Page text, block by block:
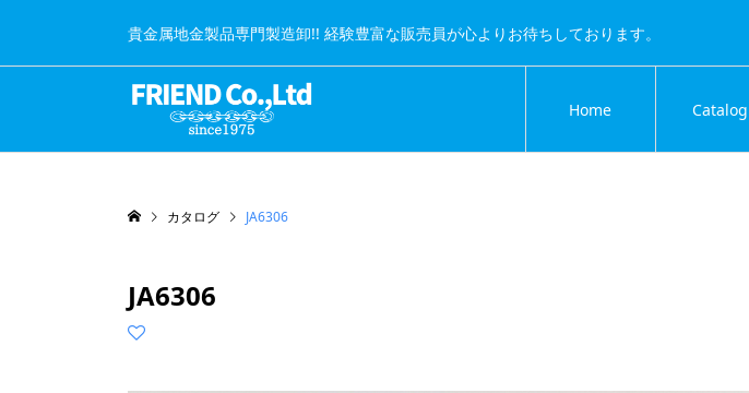
貴金属地金製品専門製造卸!! 経験豊富な販売員が心よりお待ちしております。
Home Catalog
カタログ JA6306
JA6306